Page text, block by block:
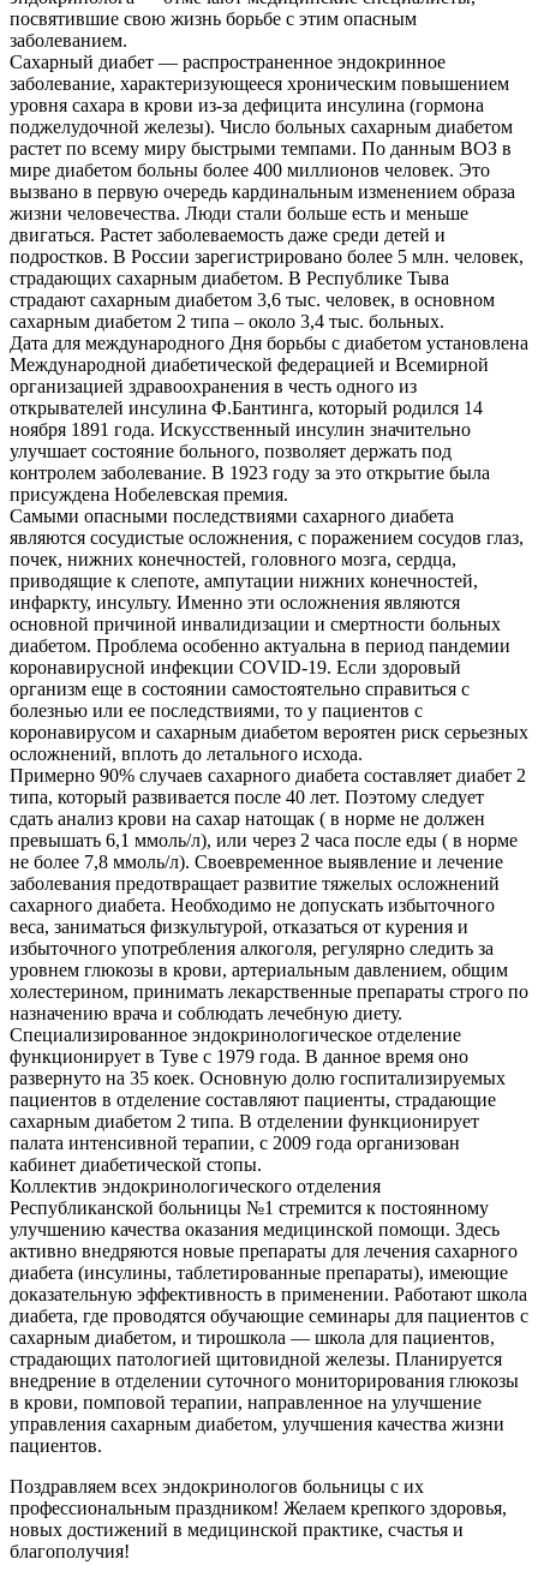
посвятившие свою жизнь борьбе с этим опасным
заболеванием.
Сахарный диабет — распространенное эндокринное
заболевание, характеризующееся хроническим повышением
уровня сахара в крови из-за дефицита инсулина (гормона
поджелудочной железы). Число больных сахарным диабетом
растет по всему миру быстрыми темпами. По данным ВОЗ в
мире диабетом больны более 400 миллионов человек. Это
вызвано в первую очередь кардинальным изменением образа
жизни человечества. Люди стали больше есть и меньше
двигаться. Растет заболеваемость даже среди детей и
подростков. В России зарегистрировано более 5 млн. человек,
страдающих сахарным диабетом. В Республике Тыва
страдают сахарным диабетом 3,6 тыс. человек, в основном
сахарным диабетом 2 типа – около 3,4 тыс. больных.
Дата для международного Дня борьбы с диабетом установлена
Международной диабетической федерацией и Всемирной
организацией здравоохранения в честь одного из
открывателей инсулина Ф.Бантинга, который родился 14
ноября 1891 года. Искусственный инсулин значительно
улучшает состояние больного, позволяет держать под
контролем заболевание. В 1923 году за это открытие была
присуждена Нобелевская премия.
Самыми опасными последствиями сахарного диабета
являются сосудистые осложнения, с поражением сосудов глаз,
почек, нижних конечностей, головного мозга, сердца,
приводящие к слепоте, ампутации нижних конечностей,
инфаркту, инсульту. Именно эти осложнения являются
основной причиной инвалидизации и смертности больных
диабетом. Проблема особенно актуальна в период пандемии
коронавирусной инфекции COVID-19. Если здоровый
организм еще в состоянии самостоятельно справиться с
болезнью или ее последствиями, то у пациентов с
коронавирусом и сахарным диабетом вероятен риск серьезных
осложнений, вплоть до летального исхода.
Примерно 90% случаев сахарного диабета составляет диабет 2
типа, который развивается после 40 лет. Поэтому следует
сдать анализ крови на сахар натощак ( в норме не должен
превышать 6,1 ммоль/л), или через 2 часа после еды ( в норме
не более 7,8 ммоль/л). Своевременное выявление и лечение
заболевания предотвращает развитие тяжелых осложнений
сахарного диабета. Необходимо не допускать избыточного
веса, заниматься физкультурой, отказаться от курения и
избыточного употребления алкоголя, регулярно следить за
уровнем глюкозы в крови, артериальным давлением, общим
холестерином, принимать лекарственные препараты строго по
назначению врача и соблюдать лечебную диету.
Специализированное эндокринологическое отделение
функционирует в Туве с 1979 года. В данное время оно
развернуто на 35 коек. Основную долю госпитализируемых
пациентов в отделение составляют пациенты, страдающие
сахарным диабетом 2 типа. В отделении функционирует
палата интенсивной терапии, с 2009 года организован
кабинет диабетической стопы.
Коллектив эндокринологического отделения
Республиканской больницы №1 стремится к постоянному
улучшению качества оказания медицинской помощи. Здесь
активно внедряются новые препараты для лечения сахарного
диабета (инсулины, таблетированные препараты), имеющие
доказательную эффективность в применении. Работают школа
диабета, где проводятся обучающие семинары для пациентов с
сахарным диабетом, и тирошкола — школа для пациентов,
страдающих патологией щитовидной железы. Планируется
внедрение в отделении суточного мониторирования глюкозы
в крови, помповой терапии, направленное на улучшение
управления сахарным диабетом, улучшения качества жизни
пациентов.
Поздравляем всех эндокринологов больницы с их
профессиональным праздником! Желаем крепкого здоровья,
новых достижений в медицинской практике, счастья и
благополучия!